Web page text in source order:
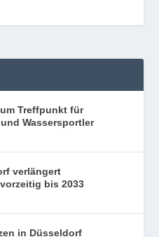
Treffpunkt für
Wassersportler
verlängert
bis 2033
in Düsseldorf